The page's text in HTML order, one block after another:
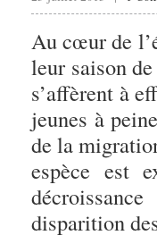
Au cœur de
leur saison
s’affèrent à
jeunes à
de la
espèce est
disparition